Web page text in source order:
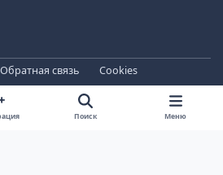
Обратная связь
Cookies
на IPBSkins.ru
by
Invision Community
Поиск Меню